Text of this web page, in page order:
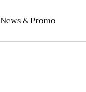
News & Promo